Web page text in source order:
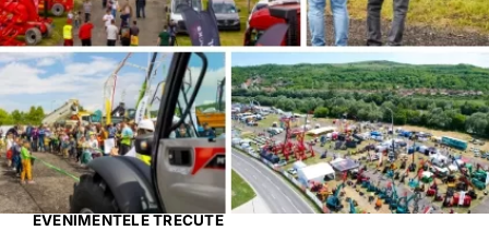
EVENIMENTELE TRECUTE